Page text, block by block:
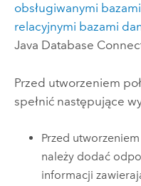
obsługiwanymi
relacyjnymi bazami
Java Database
Przed utworzeniem
spełnić następujące
Przed
należy dodać
informacji